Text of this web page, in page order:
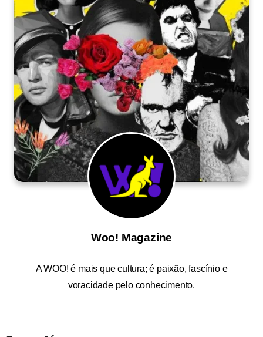
Woo! Magazine
AWOO! é mais que cultura; é paixão, fascínio e
voracidade pelo conhecimento.